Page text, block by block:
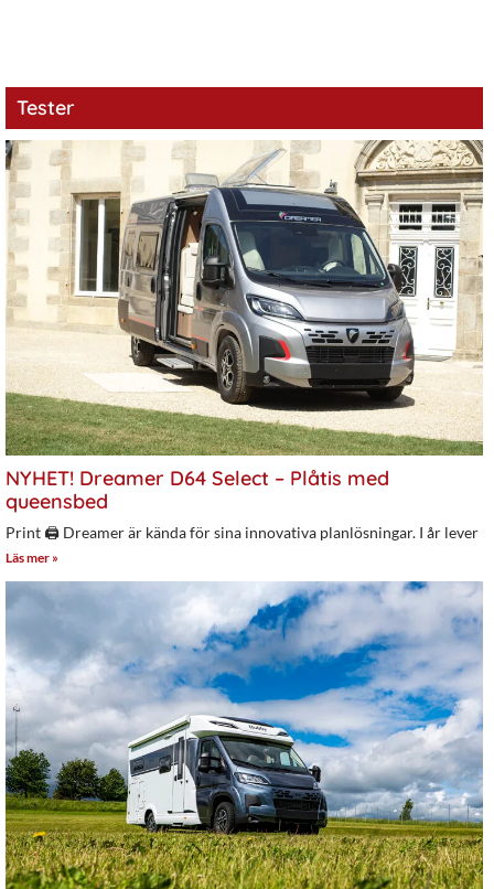
Tester
NYHET! Dreamer D64 Select – Plåtis med
queensbed
Print 🖨 Dreamer är kända för sina innovativa planlösningar. I år lever
Läs mer »